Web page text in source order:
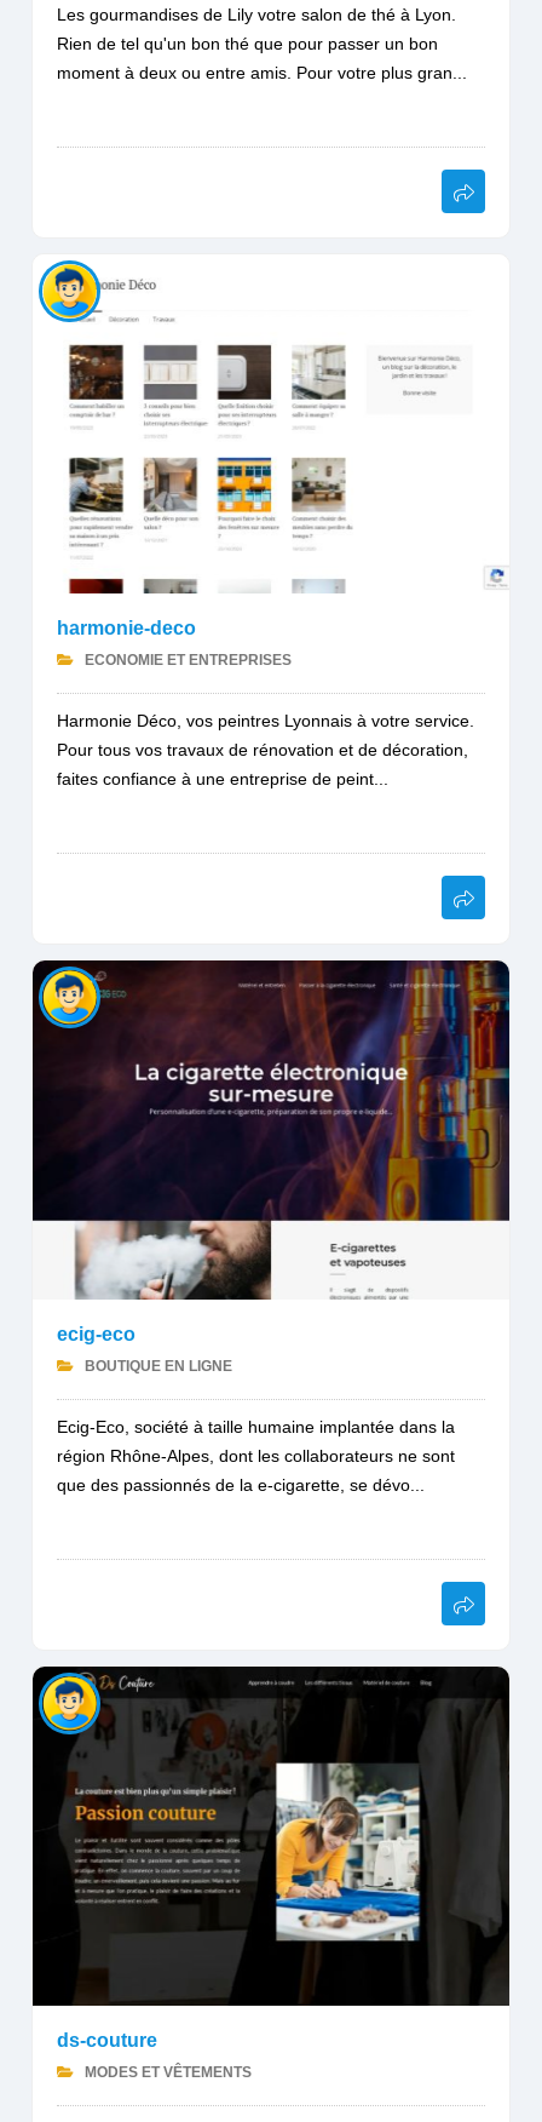
Les gourmandises de Lily votre salon de thé à Lyon.
Rien de tel qu'un bon thé que pour passer un bon
moment à deux ou entre amis. Pour votre plus gran...
harmonie-deco
ECONOMIE ET ENTREPRISES
Harmonie Déco, vos peintres Lyonnais à votre service.
Pour tous vos travaux de rénovation et de décoration,
faites confiance à une entreprise de peint...
ecig-eco
BOUTIQUE EN LIGNE
Ecig-Eco, société à taille humaine implantée dans la
région Rhône-Alpes, dont les collaborateurs ne sont
que des passionnés de la e-cigarette, se dévo...
ds-couture
MODES ET VÊTEMENTS